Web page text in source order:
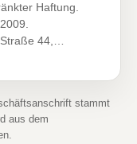
Haftung.
44,…
stammt
aus dem